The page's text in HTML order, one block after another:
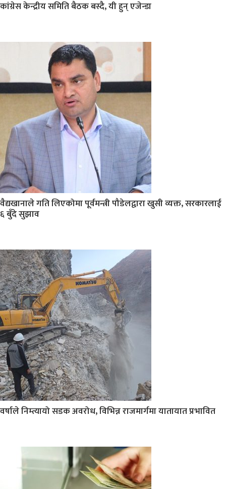
कांग्रेस केन्द्रीय समिति बैठक बस्दै, यी हुन् एजेन्डा
वैद्यखानाले गति लिएकोमा पूर्वमन्त्री पौडेलद्वारा खुसी व्यक्त, सरकारलाई
६ बुँदे सुझाव
वर्षाले निम्त्यायो सडक अवरोध, विभिन्न राजमार्गमा यातायात प्रभावित